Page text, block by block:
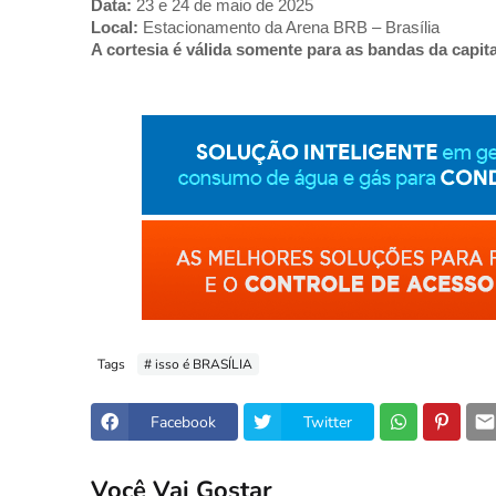
Data: 23 e 24 de maio de 2025
Local: Estacionamento da Arena BRB – Brasília
A cortesia é válida somente para as bandas da
Tags # isso é BRASÍLIA
Facebook Twitter